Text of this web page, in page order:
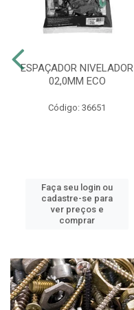
ESPAÇADOR NIVELADOR
02,0MM ECO
Código: 36651
Faça seu login ou
cadastre-se para
ver preços e
comprar